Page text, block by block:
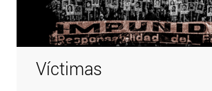
Víctimas